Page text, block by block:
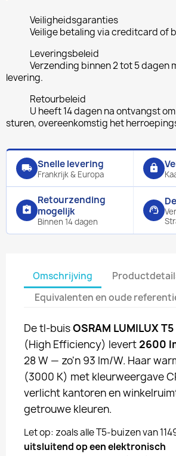
Veiligheidsgaranties
Veilige betaling via creditcard of
Leveringsbeleid
Verzending binnen 2 tot 5 dagen
levering.
Retourbeleid
U heeft 14 dagen na ontvangst
sturen, overeenkomstig het
local_shipping Snelle levering
Frankrijk & Europa
lock
assignment_return
Retourzending
mogelijk
Binnen 14 dagen
support_agent
Omschrijving
Equivalenten en oude
De tl-buisOSRAM LUMILUX
(High Efficiency) levert 2600
28 W — zo'n 93 lm/W. Haar
(3000 K) met kleurweergave
verlicht kantoren en
getrouwe kleuren.
Let op: zoals alle T5-buizen van
uitsluitend op een elektronisch